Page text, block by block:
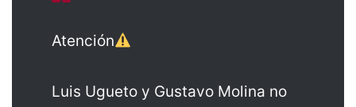
Atención
Luis Ugueto y Gustavo Molina no